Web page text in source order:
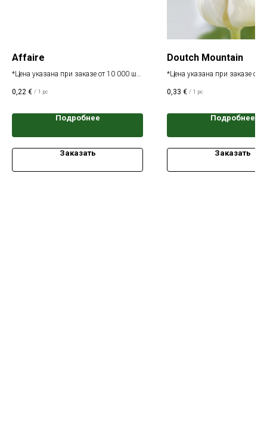
Affaire
*Цена указана при заказе от 10 000 шт.
0,22 € / 1 pc
Подробнее
Заказать
Doutch Mountain
*Цена указана при заказе от
0,33 € / 1 pc
Подробнее
Заказать